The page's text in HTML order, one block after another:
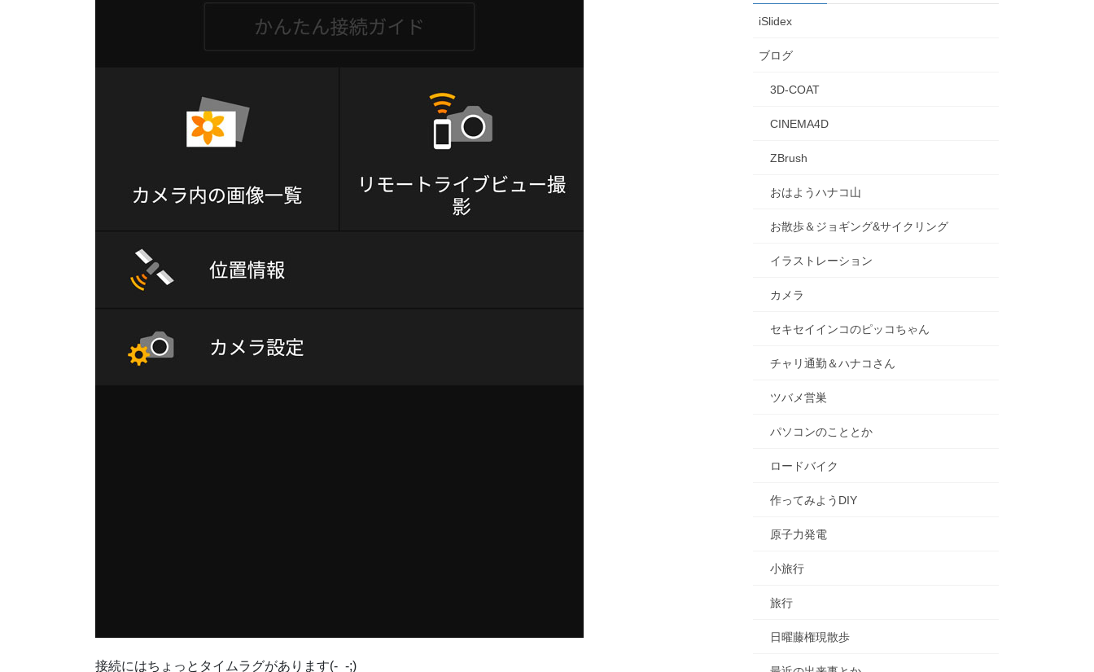
接続にはちょっとタイムラグがあります(-_-;)
iSlidex
ブログ
3D-COAT
CINEMA4D
ZBrush
おはようハナコ山
お散歩＆ジョギング&サイクリング
イラストレーション
カメラ
セキセイインコのピッコちゃん
チャリ通勤＆ハナコさん
ツバメ営巣
パソコンのこととか
ロードバイク
作ってみようDIY
原子力発電
小旅行
旅行
日曜藤権現散歩